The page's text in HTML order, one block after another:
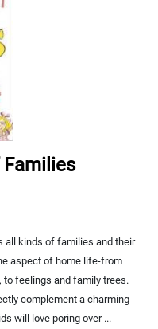
Families
all kinds of families and their
aspect of home life-from
to feelings and family trees.
complement a charming
will love poring over ...